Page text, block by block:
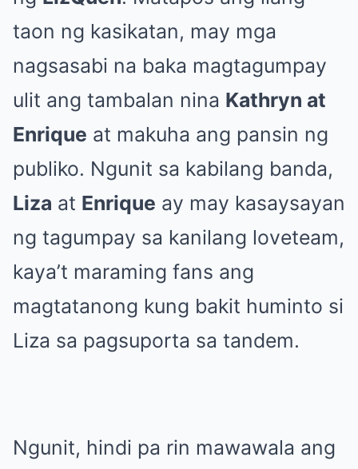
taon ng kasikatan, may mga
nagsasabi na baka magtagumpay
ulit ang tambalan nina Kathryn at
Enrique at makuha ang pansin ng
publiko. Ngunit sa kabilang banda,
Liza at Enrique ay may kasaysayan
ng tagumpay sa kanilang loveteam,
kaya’t maraming fans ang
magtatanong kung bakit huminto si
Liza sa pagsuporta sa tandem.
Ngunit, hindi pa rin mawawala ang